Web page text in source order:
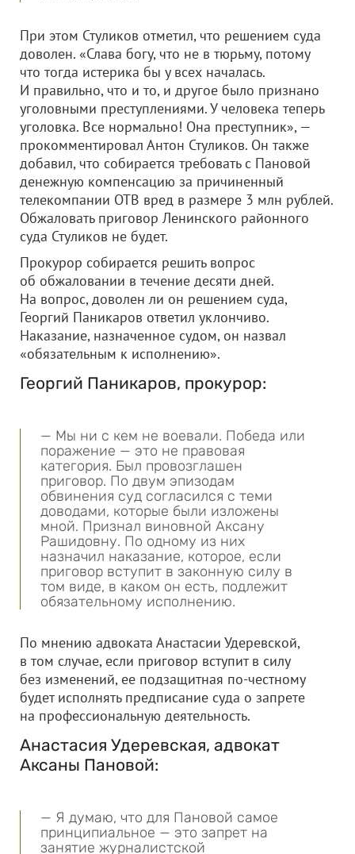
При этом Стуликов отметил, что решением суда
доволен. «Слава богу, что не в тюрьму, потому
что тогда истерика бы у всех началась.
И правильно, что и то, и другое было признано
уголовными преступлениями. У человека теперь
уголовка. Все нормально! Она преступник», —
прокомментировал Антон Стуликов. Он также
добавил, что собирается требовать с Пановой
денежную компенсацию за причиненный
телекомпании ОТВ вред в размере 3 млн рублей.
Обжаловать приговор Ленинского районного
суда Стуликов не будет.
Прокурор собирается решить вопрос
об обжаловании в течение десяти дней.
На вопрос, доволен ли он решением суда,
Георгий Паникаров ответил уклончиво.
Наказание, назначенное судом, он назвал
«обязательным к исполнению».
Георгий Паникаров, прокурор:
— Мы ни с кем не воевали. Победа или
поражение — это не правовая
категория. Был провозглашен
приговор. По двум эпизодам
обвинения суд согласился с теми
доводами, которые были изложены
мной. Признал виновной Аксану
Рашидовну. По одному из них
назначил наказание, которое, если
приговор вступит в законную силу в
том виде, в каком он есть, подлежит
обязательному исполнению.
По мнению адвоката Анастасии Удеревской,
в том случае, если приговор вступит в силу
без изменений, ее подзащитная по-честному
будет исполнять предписание суда о запрете
на профессиональную деятельность.
Анастасия Удеревская, адвокат
Аксаны Пановой:
— Я думаю, что для Пановой самое
принципиальное — это запрет на
занятие журналистской